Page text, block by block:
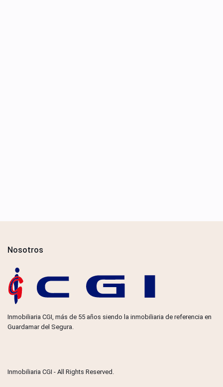
Nosotros
Inmobiliaria CGI, más de 55 años siendo la inmobiliaria de referencia en
Guardamar del Segura.
Inmobiliaria CGI - All Rights Reserved.